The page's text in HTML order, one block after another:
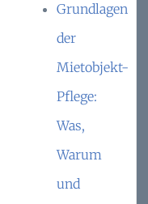
Grundlagen
der
Mietobjekt-
Pflege:
Was,
Warum
und